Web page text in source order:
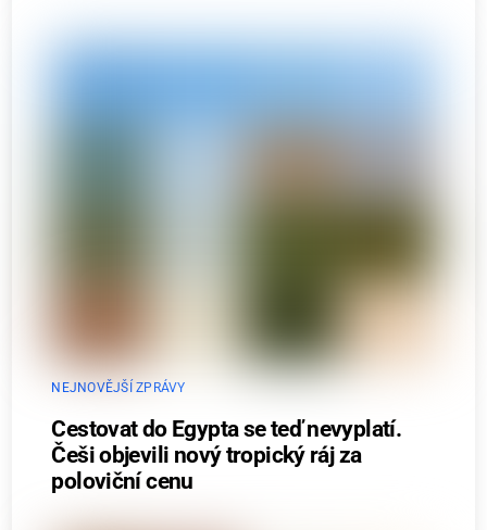
NEJNOVĚJŠÍ ZPRÁVY
Cestovat do Egypta se teď nevyplatí.
Češi objevili nový tropický ráj za
poloviční cenu